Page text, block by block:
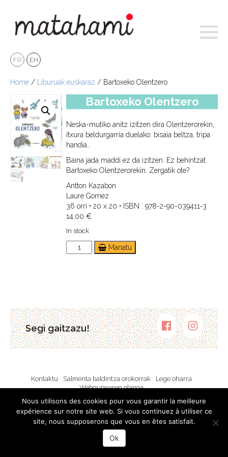
FR EH
Home / Liburuak euskaraz / Bartoxeko Olentzero
Bartoxeko Olentzero
Neska-mutiko anitz izitzen dira Olentzerorekin,
itxura beldurgarria duelako: bisaia beltza, tripa
handia…
Baina jada maddi ez da izitzen. Ez behintzat
Bartoxeko Olentzerorekin. Zergatik ote?
Antton Kazabon
Laure Gomez
36 orri • 20 x 20 • ISBN : 978-2-90-039411-3
14,00€
In stock
Bartoxeko
Olentzero
Manatu
Segi gaitzazu!
Kontaktu Salmenta baldintza orokorrak
Lege oharra
Webgunearen planoa
Nous utilisons des cookies pour vous garantir la meilleure
expérience sur notre site web. Si vous continuez à utiliser ce
site, nous supposerons que vous en êtes satisfait.
Ok